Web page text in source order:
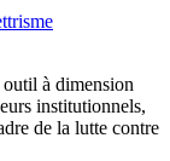
à dimension
institutionnels,
de la lutte contre